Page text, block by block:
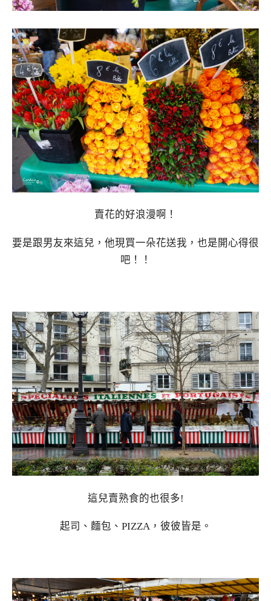
賣花的好浪漫啊！
要是跟男友來這兒，他現買一朵花送我，也是開心得很
吧！！
這兒賣熟食的也很多!
起司、麵包、PIZZA，彼彼皆是。